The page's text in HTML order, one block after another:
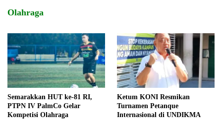
Olahraga
Semarakkan HUT ke-81 RI,
PTPN IV PalmCo Gelar
Kompetisi Olahraga
Ketum KONI Resmikan
Turnamen Petanque
Internasional di UNDIKMA